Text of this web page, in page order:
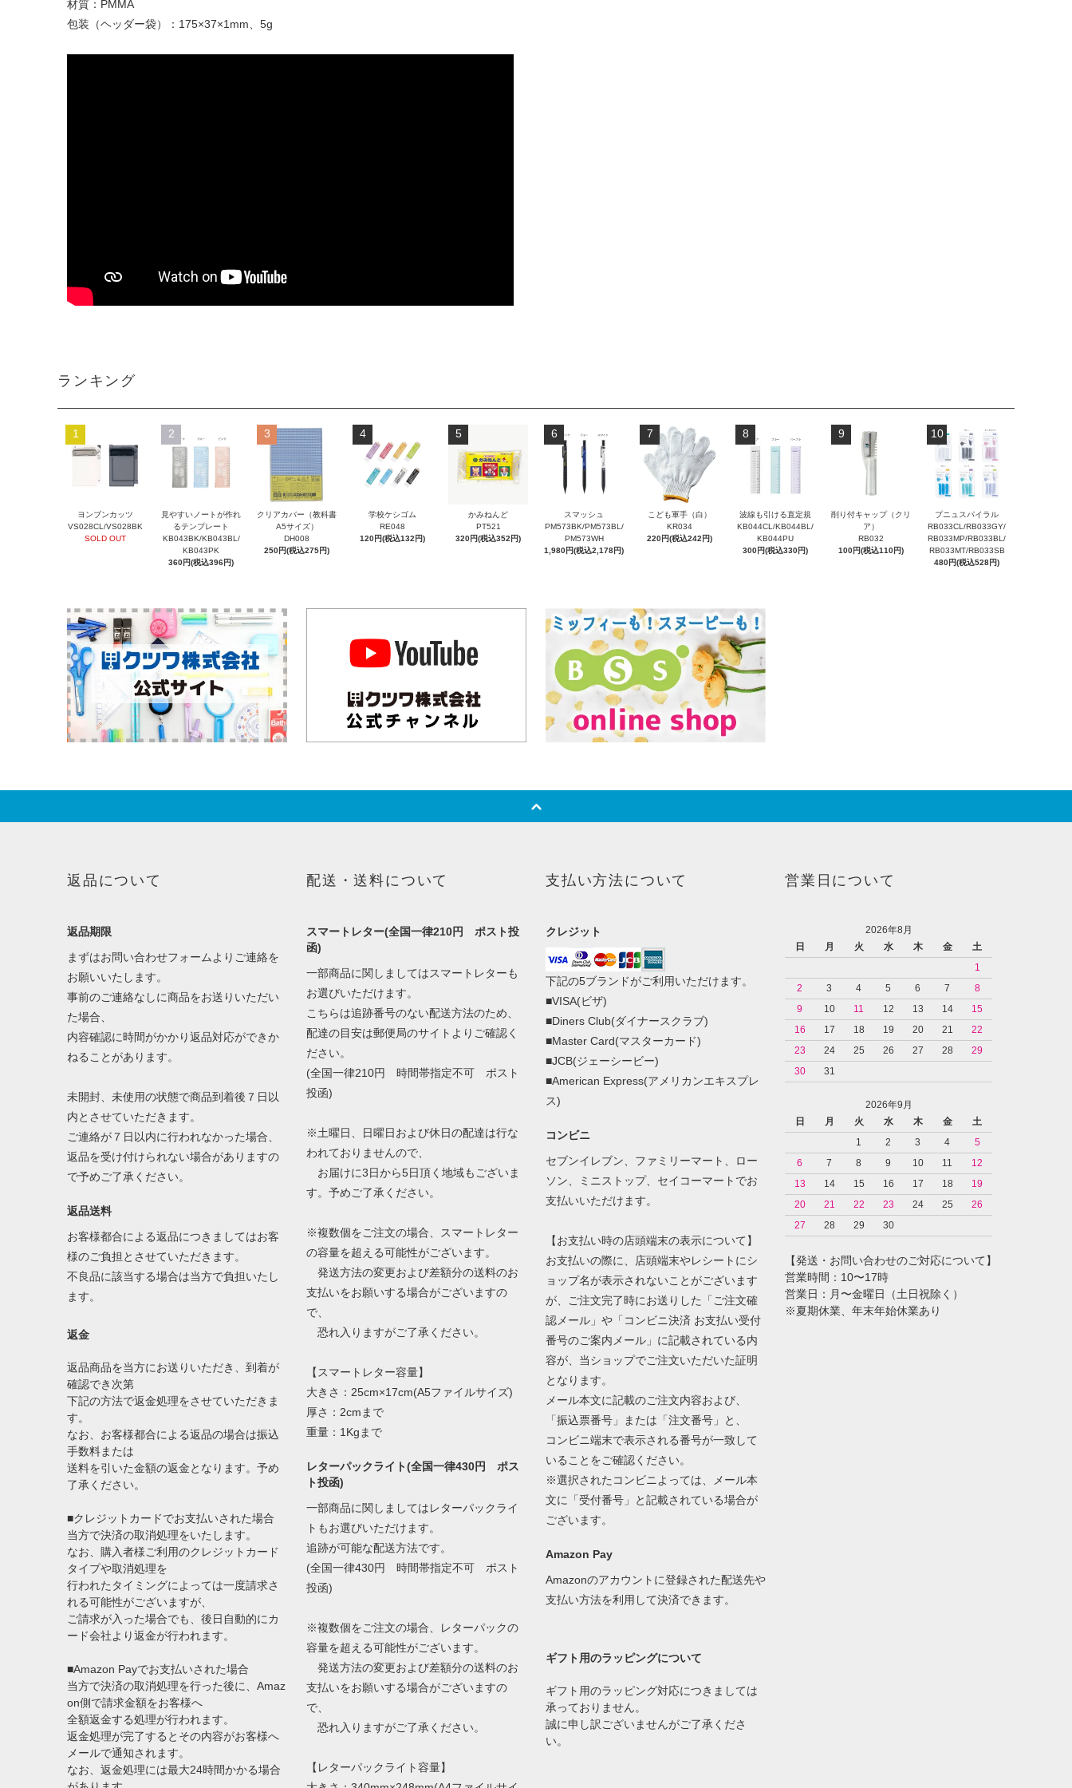
材質：PMMA
包装（ヘッダー袋）：175×37×1mm、5g
ランキング
1
ヨンブンカッツ
VS028CL/VS028BK
SOLD OUT
2
見やすいノートが作れ
るテンプレート
KB043BK/KB043BL/
KB043PK
360円(税込396円)
3
クリアカバー（教科書
A5サイズ）
DH008
250円(税込275円)
4
学校ケシゴム
RE048
120円(税込132円)
5
かみねんど
PT521
320円(税込352円)
6
スマッシュ
PM573BK/PM573BL/
PM573WH
1,980円(税込2,178円)
7
こども軍手（白）
KR034
220円(税込242円)
8
波線も引ける直定規
KB044CL/KB044BL/
KB044PU
300円(税込330円)
9
削り付キャップ（クリ
ア）
RB032
100円(税込110円)
10
プニュスパイラル
RB033CL/RB033GY/
RB033MP/RB033BL/
RB033MT/RB033SB
480円(税込528円)
返品について
返品期限
まずはお問い合わせフォームよりご連絡を
お願いいたします。
事前のご連絡なしに商品をお送りいただい
た場合、
内容確認に時間がかかり返品対応ができか
ねることがあります。
未開封、未使用の状態で商品到着後７日以
内とさせていただきます。
ご連絡が７日以内に行われなかった場合、
返品を受け付けられない場合がありますの
で予めご了承ください。
返品送料
お客様都合による返品につきましてはお客
様のご負担とさせていただきます。
不良品に該当する場合は当方で負担いたし
ます。
返金
返品商品を当方にお送りいただき、到着が
確認でき次第
下記の方法で返金処理をさせていただきま
す。
なお、お客様都合による返品の場合は振込
手数料または
送料を引いた金額の返金となります。予め
了承ください。
■クレジットカードでお支払いされた場合
当方で決済の取消処理をいたします。
なお、購入者様ご利用のクレジットカード
タイプや取消処理を
行われたタイミングによっては一度請求さ
れる可能性がございますが、
ご請求が入った場合でも、後日自動的にカ
ード会社より返金が行われます。
■Amazon Payでお支払いされた場合
当方で決済の取消処理を行った後に、Amaz
on側で請求金額をお客様へ
全額返金する処理が行われます。
返金処理が完了するとその内容がお客様へ
メールで通知されます。
なお、返金処理には最大24時間かかる場合
配送・送料について
スマートレター(全国一律210円 ポスト投
函)
一部商品に関しましてはスマートレターも
お選びいただけます。
こちらは追跡番号のない配送方法のため、
配達の目安は郵便局のサイトよりご確認く
ださい。
(全国一律210円 時間帯指定不可 ポスト
投函)
※土曜日、日曜日および休日の配達は行な
われておりませんので、
お届けに3日から5日頂く地域もございま
す。予めご了承ください。
※複数個をご注文の場合、スマートレター
の容量を超える可能性がございます。
発送方法の変更および差額分の送料のお
支払いをお願いする場合がございますの
で、
恐れ入りますがご了承ください。
【スマートレター容量】
大きさ：25cm×17cm(A5ファイルサイズ)
厚さ：2cmまで
重量：1Kgまで
レターパックライト(全国一律430円 ポス
ト投函)
一部商品に関しましてはレターパックライ
トもお選びいただけます。
追跡が可能な配送方法です。
(全国一律430円 時間帯指定不可 ポスト
投函)
※複数個をご注文の場合、レターパックの
容量を超える可能性がございます。
発送方法の変更および差額分の送料のお
支払いをお願いする場合がございますの
で、
恐れ入りますがご了承ください。
【レターパックライト容量】
支払い方法について
クレジット
下記の5ブランドがご利用いただけます。
■VISA(ビザ)
■Diners Club(ダイナースクラブ)
■Master Card(マスターカード)
■JCB(ジェーシービー)
■American Express(アメリカンエキスプレ
ス)
コンビニ
セブンイレブン、ファミリーマート、ロー
ソン、ミニストップ、セイコーマートでお
支払いいただけます。
【お支払い時の店頭端末の表示について】
お支払いの際に、店頭端末やレシートにシ
ョップ名が表示されないことがございます
が、ご注文完了時にお送りした「ご注文確
認メール」や「コンビニ決済 お支払い受付
番号のご案内メール」に記載されている内
容が、当ショップでご注文いただいた証明
となります。
メール本文に記載のご注文内容および、
「振込票番号」または「注文番号」と、
コンビニ端末で表示される番号が一致して
いることをご確認ください。
※選択されたコンビニよっては、メール本
文に「受付番号」と記載されている場合が
ございます。
Amazon Pay
Amazonのアカウントに登録された配送先や
支払い方法を利用して決済できます。
ギフト用のラッピングについて
ギフト用のラッピング対応につきましては
承っておりません。
誠に申し訳ございませんがご了承くださ
い。
営業日について
2026年8月
日
月 火 水 木 金
土
1
2
3 4 5 6 7
8
9
10 11 12 13 14
15
16
17 18 19 20 21
22
23
24 25 26 27 28
29
30
31
2026年9月
日
月 火 水 木 金
土
1
2 3 4
5
6
7 8 9 10 11
12
13
14 15 16 17 18
19
20
21 22 23 24 25
26
27
28 29 30
【発送・お問い合わせのご対応について】
営業時間：10〜17時
営業日：月〜金曜日（土日祝除く）
※夏期休業、年末年始休業あり